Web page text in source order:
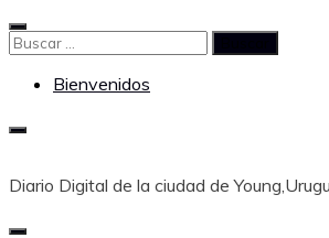
Saltar
al
Buscar:
Bienvenidos
Diario Digital de la ciudad de